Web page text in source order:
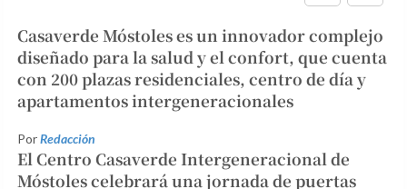
Casaverde Móstoles es un innovador complejo
diseñado para la salud y el confort, que cuenta
con 200 plazas residenciales, centro de día y
apartamentos intergeneracionales
PorRedacción
El Centro Casaverde Intergeneracional de
Móstoles celebrará una jornada de puertas